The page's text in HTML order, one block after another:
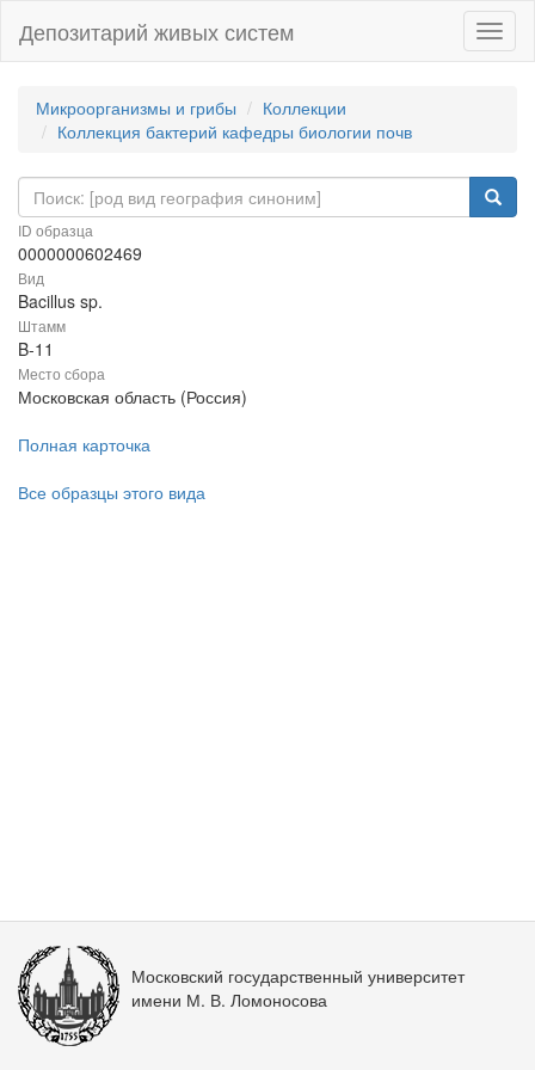
Депозитарий живых систем
Микроорганизмы и грибы
Коллекции
Коллекция бактерий кафедры биологии почв
ID образца
0000000602469
Вид
Bacillus sp.
Штамм
B-11
Место сбора
Московская область (Россия)
Полная карточка
Все образцы этого вида
Московский государственный университет
имени М. В. Ломоносова